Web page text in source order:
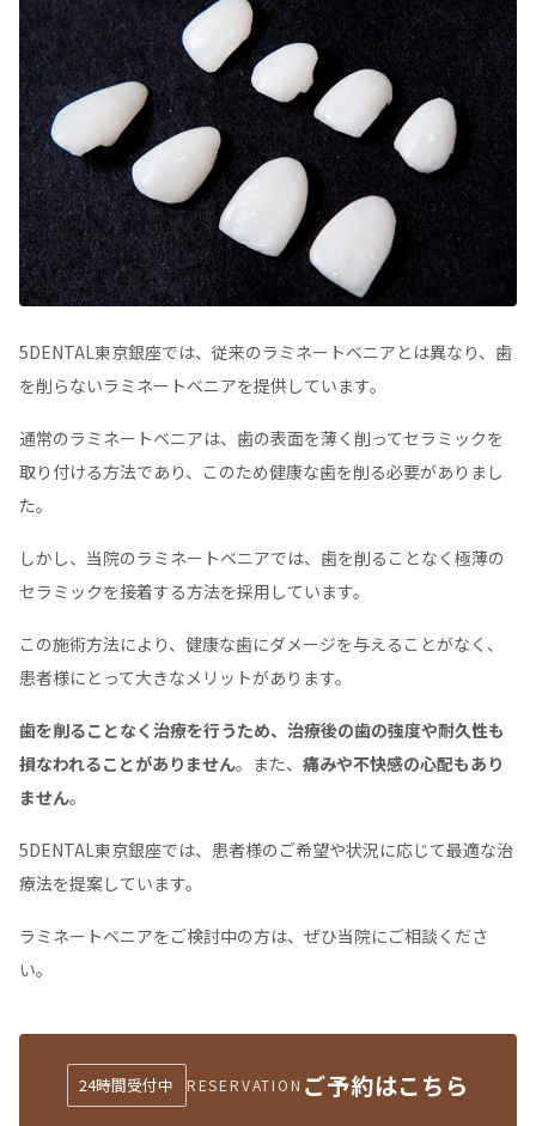
5DENTAL東京銀座では、従来のラミネートベニアとは異なり、歯
を削らないラミネートベニアを提供しています。
通常のラミネートベニアは、歯の表面を薄く削ってセラミックを
取り付ける方法であり、このため健康な歯を削る必要がありまし
た。
しかし、当院のラミネートベニアでは、歯を削ることなく極薄の
セラミックを接着する方法を採用しています。
この施術方法により、健康な歯にダメージを与えることがなく、
患者様にとって大きなメリットがあります。
歯を削ることなく治療を行うため、治療後の歯の強度や耐久性も
損なわれることがありません。また、 痛みや不快感の心配もあり
ません。
5DENTAL東京銀座では、患者様のご希望や状況に応じて最適な治
療法を提案しています。
ラミネートベニアをご検討中の方は、ぜひ当院にご相談くださ
い。
24時間受付中 RESERVATION ご予約はこちら